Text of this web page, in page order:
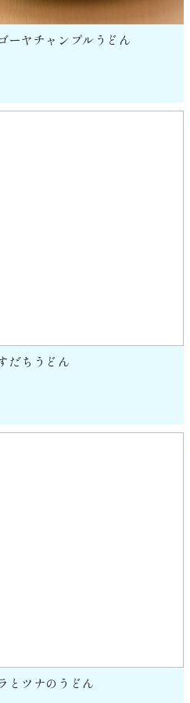
ーヤチャンプルうどん
だちうどん
とツナのうどん